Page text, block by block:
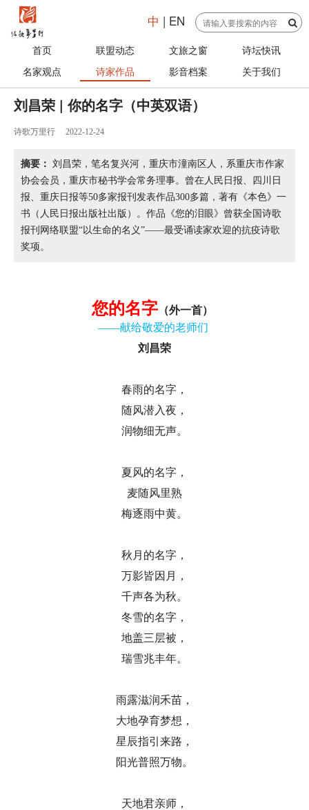
中 | EN
首页 联盟动态 文旅之窗
诗坛快讯
名家观点
诗家作品 影音档案 关于我们
刘昌荣 | 你的名字（中英双语）
诗歌万里行 2022-12-24
摘要： 刘昌荣，笔名复兴河，重庆市潼南区人，系重庆市作家
协会会员，重庆市秘书学会常务理事。曾在人民日报、四川日
报、重庆日报等50多家报刊发表作品300多篇，著有《本色》一
书（人民日报出版社出版）。作品《您的泪眼》曾获全国诗歌
报刊网络联盟“以生命的名义”——最受诵读家欢迎的抗疫诗歌
奖项。
您的名字（外一首）
——献给敬爱的老师们
刘昌荣
春雨的名字，
随风潜入夜，
润物细无声。
夏风的名字，
麦随风里熟
梅逐雨中黄。
秋月的名字，
万影皆因月，
千声各为秋。
冬雪的名字，
地盖三层被，
瑞雪兆丰年。
雨露滋润禾苗，
大地孕育梦想，
星辰指引来路，
阳光普照万物。
天地君亲师，